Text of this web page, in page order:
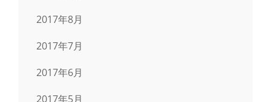
2017年8月
2017年7月
2017年6月
2017年5月